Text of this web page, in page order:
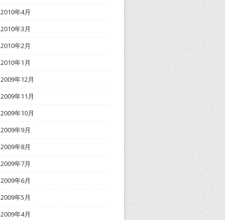
2010年4月
2010年3月
2010年2月
2010年1月
2009年12月
2009年11月
2009年10月
2009年9月
2009年8月
2009年7月
2009年6月
2009年5月
2009年4月